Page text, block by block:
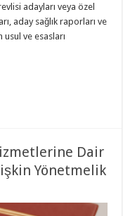
adayları veya özel
aday sağlık raporları ve
ve esasları
Dair
Yönetmelik